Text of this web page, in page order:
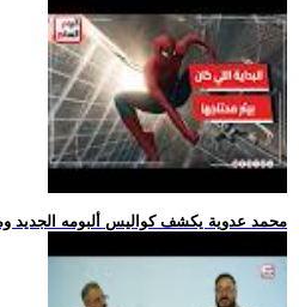
.. محمد عدوية يكشف كواليس ألبومه